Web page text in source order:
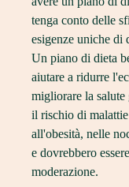
tenga conto delle
esigenze uniche di
Un piano di dieta
aiutare a ridurre
migliorare la salute
il rischio di
all'obesità, nelle
e dovrebbero
moderazione.